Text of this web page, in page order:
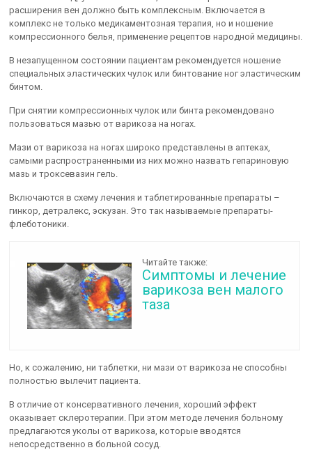
расширения вен должно быть комплексным. Включается в
комплекс не только медикаментозная терапия, но и ношение
компрессионного белья, применение рецептов народной медицины.
В незапущенном состоянии пациентам рекомендуется ношение
специальных эластических чулок или бинтование ног эластическим
бинтом.
При снятии компрессионных чулок или бинта рекомендовано
пользоваться мазью от варикоза на ногах.
Мази от варикоза на ногах широко представлены в аптеках,
самыми распространенными из них можно назвать гепариновую
мазь и троксевазин гель.
Включаются в схему лечения и таблетированные препараты –
гинкор, детралекс, эскузан. Это так называемые препараты-
флеботоники.
Читайте также:
Симптомы и лечение
варикоза вен малого
таза
Но, к сожалению, ни таблетки, ни мази от варикоза не способны
полностью вылечит пациента.
В отличие от консервативного лечения, хороший эффект
оказывает склеротерапии. При этом методе лечения больному
предлагаются уколы от варикоза, которые вводятся
непосредственно в больной сосуд.